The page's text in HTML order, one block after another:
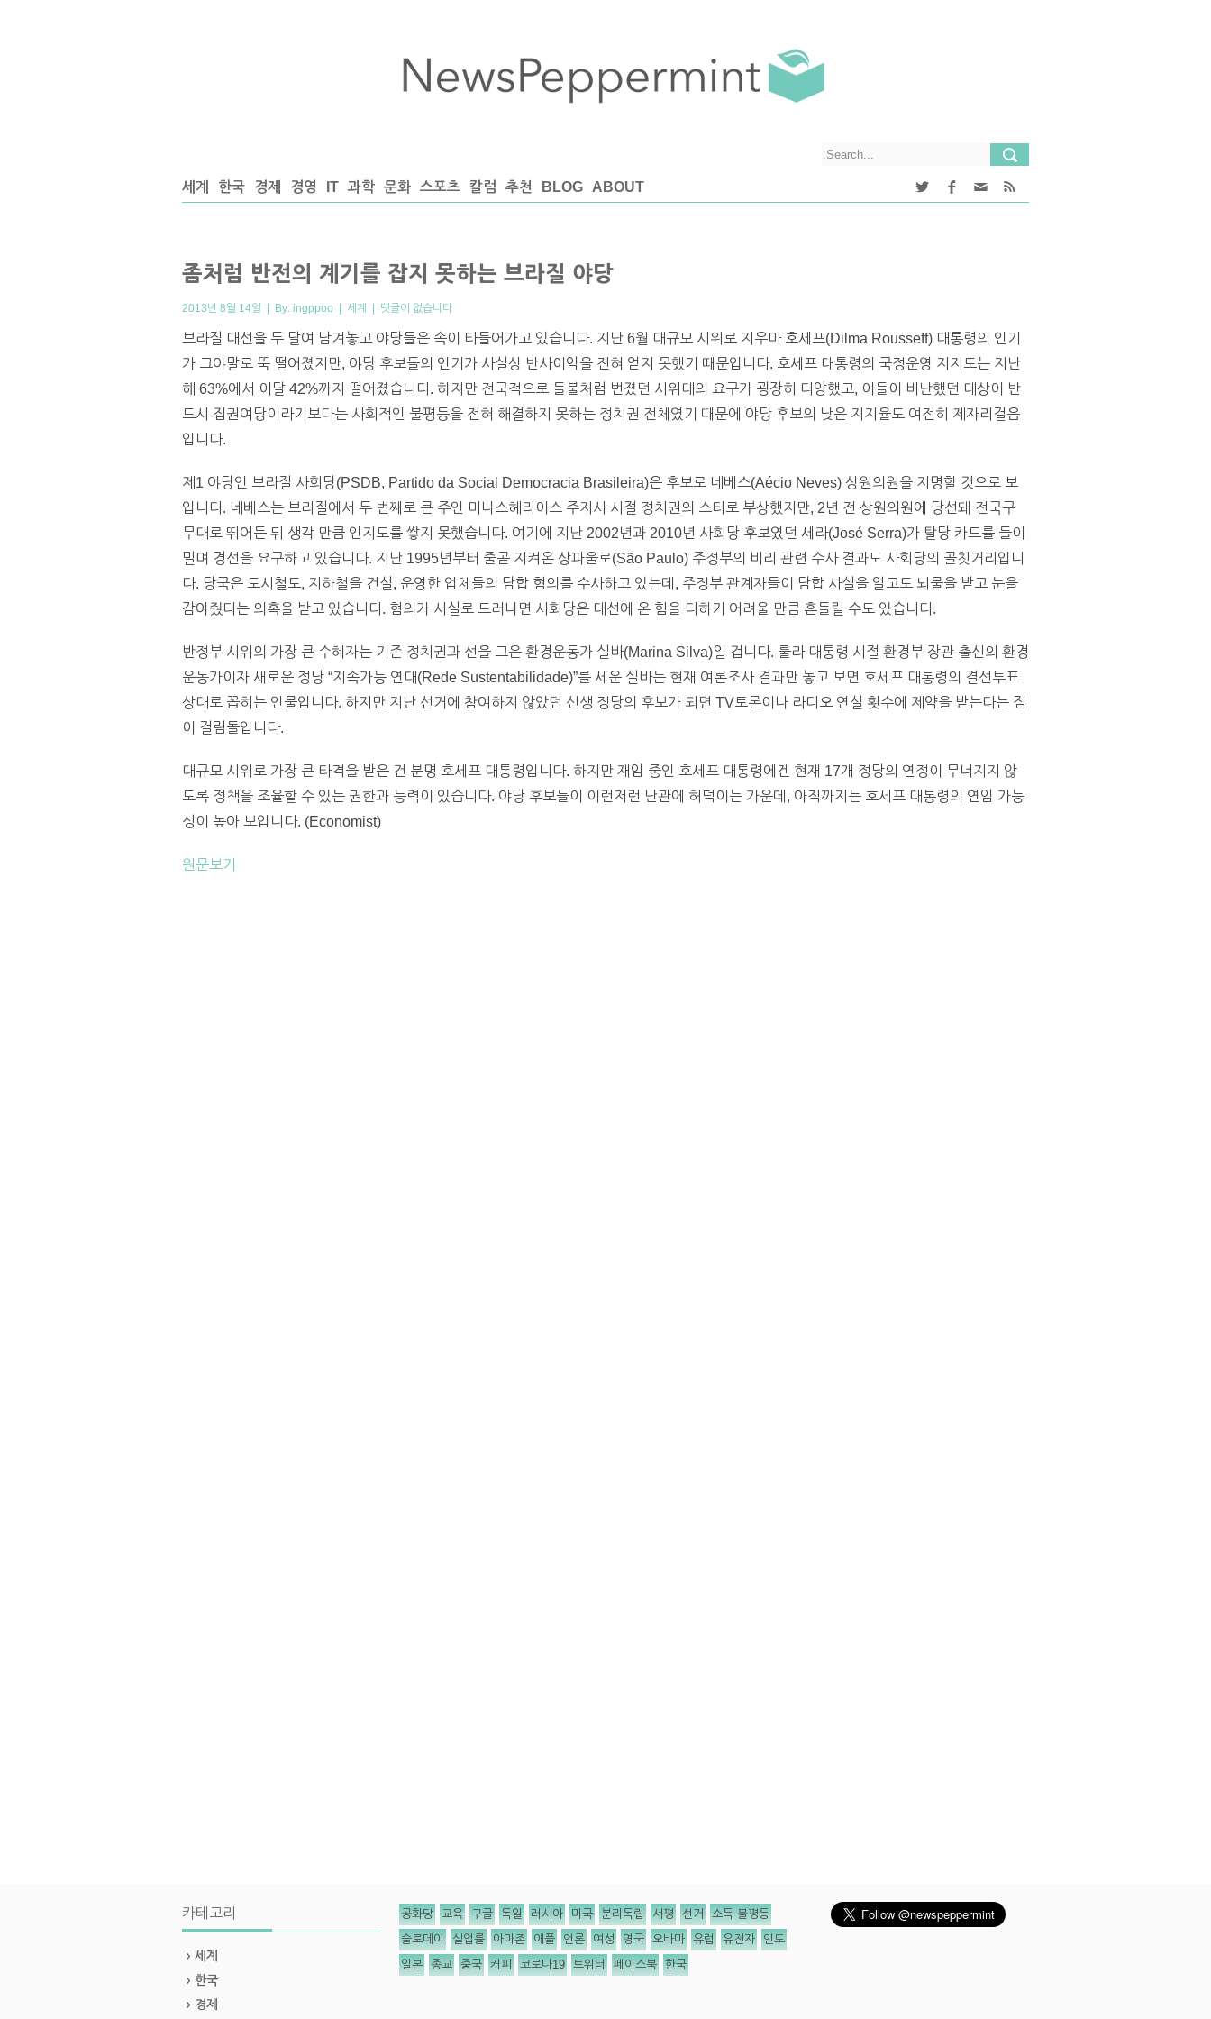
세계 한국 경제 경영 IT 과학 문화 스포츠 칼럼 추천 BLOG ABOUT
좀처럼 반전의 계기를 잡지 못하는 브라질 야당
2013년 8월 14일 | By: ingppoo | 세계 | 댓글이 없습니다
브라질 대선을 두 달여 남겨놓고 야당들은 속이 타들어가고 있습니다. 지난 6월 대규모 시위로 지우마 호세프(Dilma Rousseff) 대통령의 인기
가 그야말로 뚝 떨어졌지만, 야당 후보들의 인기가 사실상 반사이익을 전혀 얻지 못했기 때문입니다. 호세프 대통령의 국정운영 지지도는 지난
해 63%에서 이달 42%까지 떨어졌습니다. 하지만 전국적으로 들불처럼 번졌던 시위대의 요구가 굉장히 다양했고, 이들이 비난했던 대상이 반
드시 집권여당이라기보다는 사회적인 불평등을 전혀 해결하지 못하는 정치권 전체였기 때문에 야당 후보의 낮은 지지율도 여전히 제자리걸음
입니다.
제1 야당인 브라질 사회당(PSDB, Partido da Social Democracia Brasileira)은 후보로 네베스(Aécio Neves) 상원의원을 지명할 것으로 보
입니다. 네베스는 브라질에서 두 번째로 큰 주인 미나스헤라이스 주지사 시절 정치권의 스타로 부상했지만, 2년 전 상원의원에 당선돼 전국구
무대로 뛰어든 뒤 생각 만큼 인지도를 쌓지 못했습니다. 여기에 지난 2002년과 2010년 사회당 후보였던 세라(José Serra)가 탈당 카드를 들이
밀며 경선을 요구하고 있습니다. 지난 1995년부터 줄곧 지켜온 상파울로(São Paulo) 주정부의 비리 관련 수사 결과도 사회당의 골칫거리입니
다. 당국은 도시철도, 지하철을 건설, 운영한 업체들의 담합 혐의를 수사하고 있는데, 주정부 관계자들이 담합 사실을 알고도 뇌물을 받고 눈을
감아줬다는 의혹을 받고 있습니다. 혐의가 사실로 드러나면 사회당은 대선에 온 힘을 다하기 어려울 만큼 흔들릴 수도 있습니다.
반정부 시위의 가장 큰 수혜자는 기존 정치권과 선을 그은 환경운동가 실바(Marina Silva)일 겁니다. 룰라 대통령 시절 환경부 장관 출신의 환경
운동가이자 새로운 정당 “지속가능 연대(Rede Sustentabilidade)”를 세운 실바는 현재 여론조사 결과만 놓고 보면 호세프 대통령의 결선투표
상대로 꼽히는 인물입니다. 하지만 지난 선거에 참여하지 않았던 신생 정당의 후보가 되면 TV토론이나 라디오 연설 횟수에 제약을 받는다는 점
이 걸림돌입니다.
대규모 시위로 가장 큰 타격을 받은 건 분명 호세프 대통령입니다. 하지만 재임 중인 호세프 대통령에겐 현재 17개 정당의 연정이 무너지지 않
도록 정책을 조율할 수 있는 권한과 능력이 있습니다. 야당 후보들이 이런저런 난관에 허덕이는 가운데, 아직까지는 호세프 대통령의 연임 가능
성이 높아 보입니다. (Economist)
원문보기
카테고리
세계
한국
경제
공화당 교육 구글 독일 러시아 미국 분리독립 서평 선거 소득 불평등
슬로데이 실업률 아마존 애플 언론 여성 영국 오바마 유럽 유전자 인도
일본 종교 중국 커피 코로나19 트위터 페이스북 한국